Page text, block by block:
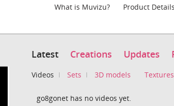
What is Muvizu? Product Details
Latest Creations Updates
Videos Sets 3D models Textures
go8gonet has no videos yet.